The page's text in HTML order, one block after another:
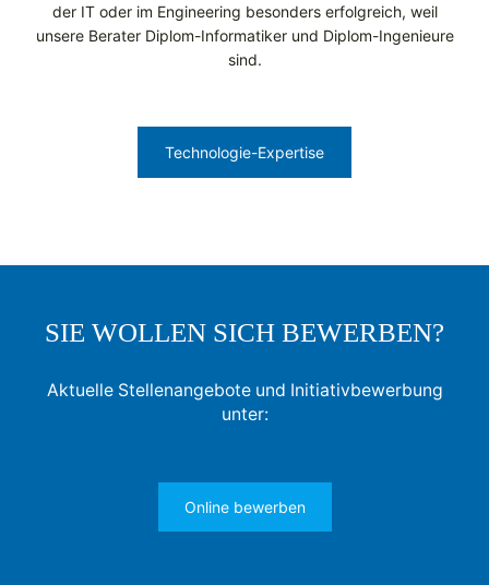
der IT oder im Engineering besonders erfolgreich, weil
unsere Berater Diplom-Informatiker und Diplom-Ingenieure
sind.
Technologie-Expertise
SIE WOLLEN SICH BEWERBEN?
Aktuelle Stellenangebote und Initiativbewerbung
unter:
Online bewerben